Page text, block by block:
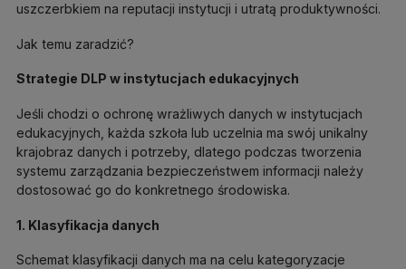
uszczerbkiem na reputacji instytucji i utratą produktywności.
Jak temu zaradzić?
Strategie DLP w instytucjach edukacyjnych
Jeśli chodzi o ochronę wrażliwych danych w instytucjach
edukacyjnych, każda szkoła lub uczelnia ma swój unikalny
krajobraz danych i potrzeby, dlatego podczas tworzenia
systemu zarządzania bezpieczeństwem informacji należy
dostosować go do konkretnego środowiska.
1. Klasyfikacja danych
Schemat klasyfikacji danych ma na celu kategoryzacje